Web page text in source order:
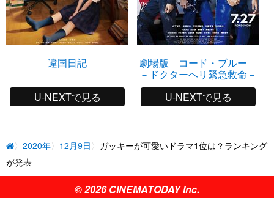
違国日記
U-NEXTで見る
劇場版 コード・ブルー
－ドクターヘリ緊急救命－
U-NEXTで見る
2020年 12月9日
ガッキーが可愛いドラマ1位は？ランキング
が発表
© 2026 CINEMATODAY Inc.